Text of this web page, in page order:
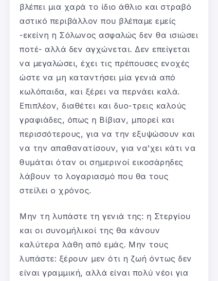
βλέπει μια χαρά το ίδιο άθλιο και στραβό
αστικό περιβάλλον που βλέπαμε εμείς
-εκείνη η Σόλωνος ασφαλώς δεν θα ισιώσει
ποτέ- αλλά δεν αγχώνεται. Δεν επείγεται
να μεγαλώσει, έχει τις πρέπουσες ενοχές
ώστε να μη καταντήσει μία γενιά από
κωλόπαιδα, και ξέρει να περνάει καλά.
Επιπλέον, διαθέτει και δυο-τρεις καλούς
γραφιάδες, όπως η Βίβιαν, μπορεί και
περισσότερους, για να την εξυψώσουν και
να την απαθανατίσουν, για να’χει κάτι να
θυμάται όταν οι σημερινοί εικοσάρηδες
λάβουν το λογαριασμό που θα τους
στείλει ο χρόνος.
Μην τη λυπάστε τη γενιά της: η Στεργίου
και οι συνομήλικοί της θα κάνουν
καλύτερα λάθη από εμάς. Μην τους
λυπάστε: ξέρουν μεν ότι η ζωή όντως δεν
είναι γραμμική, αλλά είναι πολύ νέοι για